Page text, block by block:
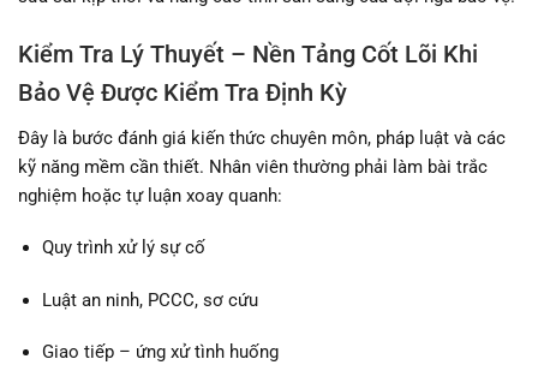
Kiểm Tra Lý Thuyết – Nền Tảng Cốt Lõi Khi
Bảo Vệ Được Kiểm Tra Định Kỳ
Đây là bước đánh giá kiến thức chuyên môn, pháp luật và các
kỹ năng mềm cần thiết. Nhân viên thường phải làm bài trắc
nghiệm hoặc tự luận xoay quanh:
Quy trình xử lý sự cố
Luật an ninh, PCCC, sơ cứu
Giao tiếp – ứng xử tình huống